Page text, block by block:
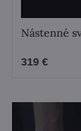
Nástenné
319 €